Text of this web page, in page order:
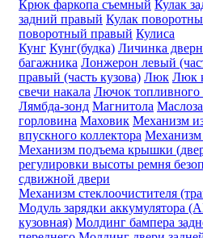
Крюк фаркопа съемный Кулак
задний правый Кулак
поворотный правый Кулиса
Кунг Кунг(будка) Личинка
багажника Лонжерон левый
правый (часть кузова) Люк Люк
свечи накала Лючок топливного
Лямбда-зонд Магнитола
горловина Маховик Механизм
впускного коллектора Механизм
Механизм подъема крышки
регулировки высоты ремня
сдвижной двери
Механизм стеклоочистителя
Модуль зарядки аккумулятора
кузовная) Молдинг бампера